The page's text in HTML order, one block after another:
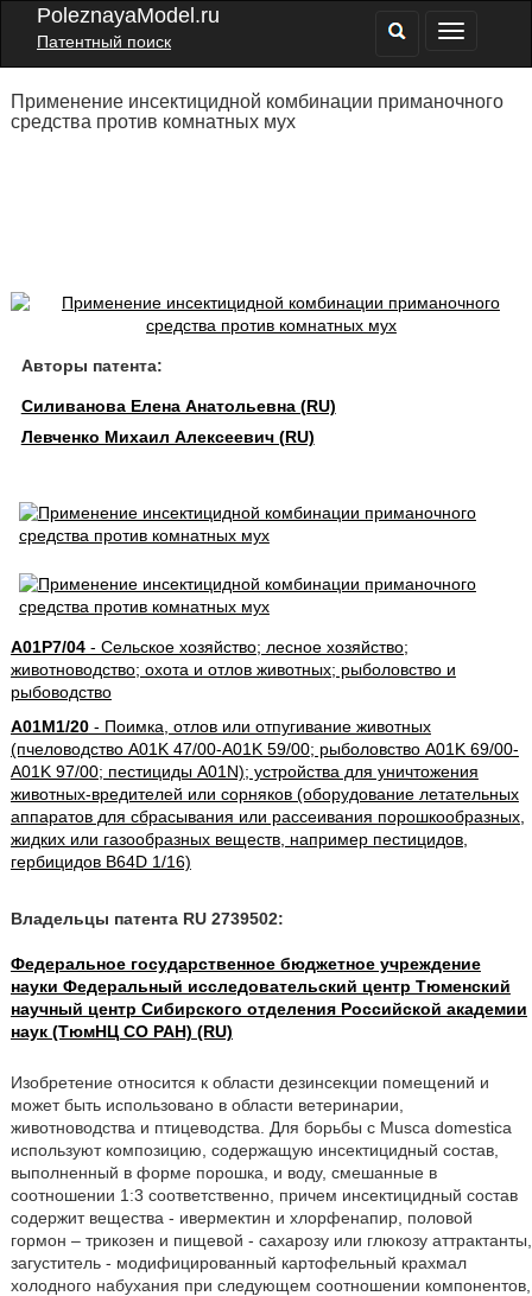
PoleznayaModel.ru
Патентный поиск
Применение инсектицидной комбинации приманочного
средства против комнатных мух
Авторы патента:
Силиванова Елена Анатольевна (RU)
Левченко Михаил Алексеевич (RU)
A01P7/04- Сельское хозяйство; лесное хозяйство;
животноводство; охота и отлов животных; рыболовство и
рыбоводство
A01M1/20- Поимка, отлов или отпугивание животных
(пчеловодство A01K 47/00-A01K 59/00; рыболовство A01K 69/00-
A01K 97/00; пестициды A01N); устройства для уничтожения
животных-вредителей или сорняков (оборудование летательных
аппаратов для сбрасывания или рассеивания порошкообразных,
жидких или газообразных веществ, например пестицидов,
гербицидов B64D 1/16)
Владельцы патента RU 2739502:
Федеральное государственное бюджетное учреждение
науки Федеральный исследовательский центр Тюменский
научный центр Сибирского отделения Российской академии
наук (ТюмНЦ СО РАН) (RU)
Изобретение относится к области дезинсекции помещений и
может быть использовано в области ветеринарии,
животноводства и птицеводства. Для борьбы с Musca domestica
используют композицию, содержащую инсектицидный состав,
выполненный в форме порошка, и воду, смешанные в
соотношении 1:3 соответственно, причем инсектицидный состав
содержит вещества - ивермектин и хлорфенапир, половой
гормон – трикозен и пищевой - сахарозу или глюкозу аттрактанты,
загуститель - модифицированный картофельный крахмал
холодного набухания при следующем соотношении компонентов,